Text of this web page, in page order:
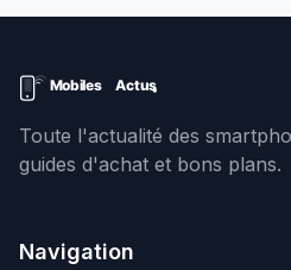
Toute l'actualité des
guides d'achat et bons plans.
Navigation